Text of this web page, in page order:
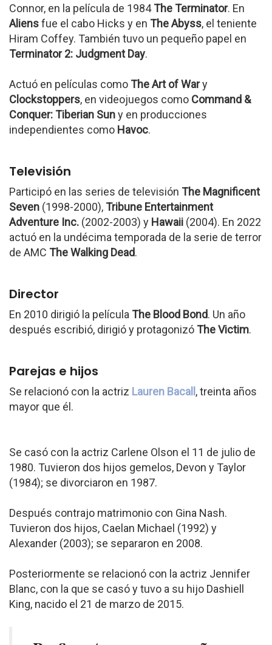
Connor, en la película de 1984The Terminator. En
Aliensfue el cabo Hicks y en The Abyss, el teniente
Hiram Coffey. También tuvo un pequeño papel en
Terminator 2: Judgment Day.
Actuó en películas como The Art of Wary
Clockstoppers, en videojuegos como Command &
Conquer: Tiberian Suny en producciones
independientes como Havoc.
Televisión
Participó en las series de televisión The Magnificent
Seven (1998-2000), Tribune Entertainment
Adventure Inc. (2002-2003) y Hawaii (2004). En 2022
actuó en la undécima temporada de la serie de terror
de AMC The Walking Dead.
Director
En 2010 dirigió la película The Blood Bond. Un año
después escribió, dirigió y protagonizó The Victim.
Parejas e hijos
Se relacionó con la actriz Lauren Bacall , treinta años
mayor que él.
Se casó con la actriz Carlene Olson el 11 de julio de
1980. Tuvieron dos hijos gemelos, Devon y Taylor
(1984); se divorciaron en 1987.
Después contrajo matrimonio con Gina Nash.
Tuvieron dos hijos, Caelan Michael (1992) y
Alexander (2003); se separaron en 2008.
Posteriormente se relacionó con la actriz Jennifer
Blanc, con la que se casó y tuvo a su hijo Dashiell
King, nacido el 21 de marzo de 2015.